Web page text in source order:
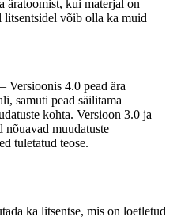
äratoomist, kui materjal on
litsentsidel võib olla ka muid
Versioonis 4.0 pead ära
samuti pead säilitama
kohta. Versioon 3.0 ja
nõuavad muudatuste
tuletatud teose.
ka litsentse, mis on loetletud